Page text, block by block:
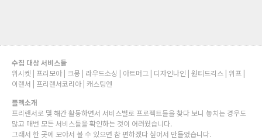
수집 대상 서비스들
위시켓 | 프리모아 | 크몽 | 라우드소싱 | 아트머그 | 디자인나인 | 원티드긱스 | 위프 |
이랜서 | 프리랜서코리아 | 캐스팅엔
플젝소개
프리랜서로 몇 해간 활동하면서 서비스별로 프로젝트들을 찾다 보니 놓치는 경우도
많고 매번 모든 서비스들을 확인하는 것이 어려웠습니다.
그래서 한 곳에 모아서 볼 수 있으면 참 편하겠다 싶어서 만들었습니다.